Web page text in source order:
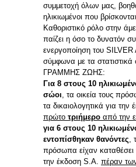
συμμετοχή όλων μας,
ηλικιωμένοι που
Καθοριστικό ρόλο στην
παίζει η όσο το δυνατόν
ενεργοποίηση του
σύμφωνα με τα στατιστικά
ΓΡΑΜΜΗΣ ΖΩΗΣ:
Για 8 στους 10
σώοι , τα οικεία τους
τα δικαιολογητικά για την
πρώτο τριήμερο από την
για 6 στους 10
εντοπίσθηκαν θανόντες
πρόσωπα είχαν καταθέσει
την έκδοση S.A. πέραν